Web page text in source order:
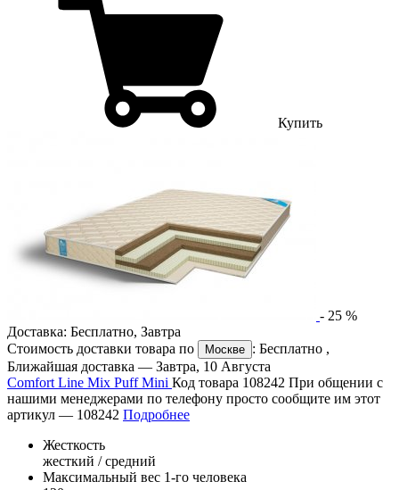
Купить
- 25 %
Доставка: Бесплатно, Завтра
Стоимость доставки товара по
Москве : Бесплатно ,
Ближайшая доставка — Завтра, 10 Августа
Comfort Line Mix Puff Mini Код товара 108242 При общении с
нашими менеджерами по телефону просто сообщите им этот
артикул — 108242 Подробнее
Жесткость
жесткий / средний
Максимальный вес 1-го человека